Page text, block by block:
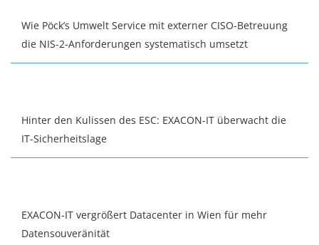
Wie Pöck’s Umwelt Service mit externer CISO-Betreuung
die NIS-2-Anforderungen systematisch umsetzt
Hinter den Kulissen des ESC: EXACON-IT überwacht die
IT-Sicherheitslage
EXACON-IT vergrößert Datacenter in Wien für mehr
Datensouveränität